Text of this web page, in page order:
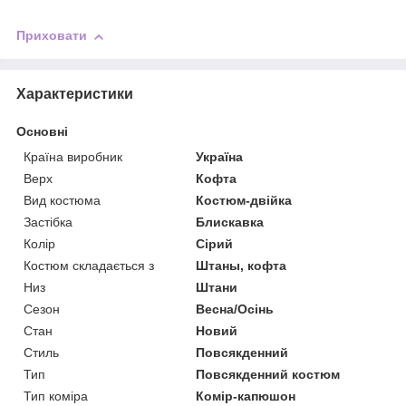
Приховати
Характеристики
Основні
Країна виробник
Україна
Верх
Кофта
Вид костюма
Костюм-двійка
Застібка
Блискавка
Колір
Сірий
Костюм складається з
Штаны, кофта
Низ
Штани
Сезон
Весна/Осінь
Стан
Новий
Стиль
Повсякденний
Тип
Повсякденний костюм
Тип коміра
Комір-капюшон